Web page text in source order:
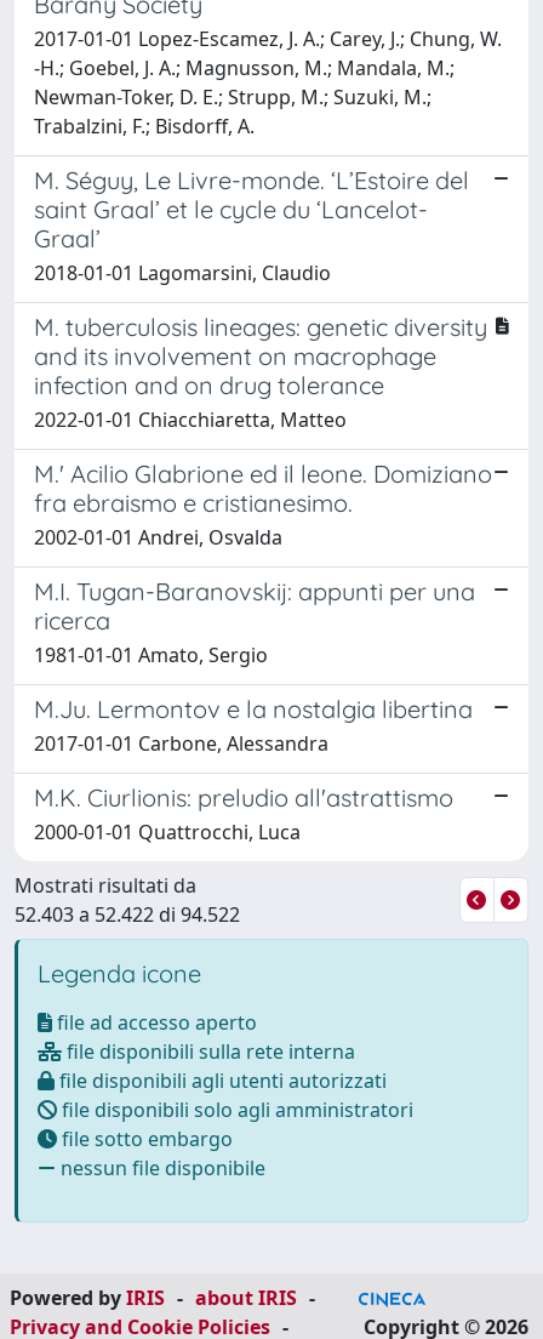
2017-01-01 Lopez-Escamez, J. A.; Carey, J.; Chung, W.
-H.; Goebel, J. A.; Magnusson, M.; Mandala, M.;
Newman-Toker, D. E.; Strupp, M.; Suzuki, M.;
Trabalzini, F.; Bisdorff, A.
M. Séguy, Le Livre-monde. ‘L’Estoire del
saint Graal’ et le cycle du ‘Lancelot-
Graal’
2018-01-01 Lagomarsini, Claudio
M. tuberculosis lineages: genetic diversity
and its involvement on macrophage
infection and on drug tolerance
2022-01-01 Chiacchiaretta, Matteo
M.' Acilio Glabrione ed il leone. Domiziano
fra ebraismo e cristianesimo.
2002-01-01 Andrei, Osvalda
M.I. Tugan-Baranovskij: appunti per una
ricerca
1981-01-01 Amato, Sergio
M.Ju. Lermontov e la nostalgia libertina
2017-01-01 Carbone, Alessandra
M.K. Ciurlionis: preludio all'astrattismo
2000-01-01 Quattrocchi, Luca
Mostrati risultati da
52.403 a 52.422 di 94.522
Legenda icone
file ad accesso aperto
file disponibili sulla rete interna
file disponibili agli utenti autorizzati
file disponibili solo agli amministratori
file sotto embargo
nessun file disponibile
Powered byIRIS - about IRIS -
Privacy and Cookie Policies - Copyright © 2026